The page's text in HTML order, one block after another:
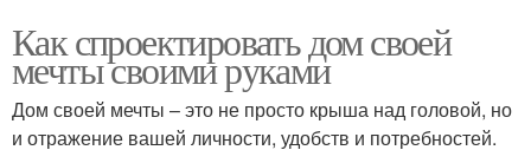
Как спроектировать дом своей
мечты своими руками
Дом своей мечты – это не просто крыша над головой, но
и отражение вашей личности, удобств и потребностей.